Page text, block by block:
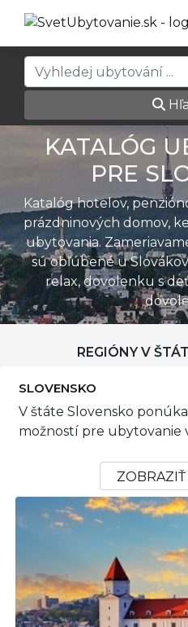
KATALÓG
PRE
Katalóg hotelov,
prázdninových domov,
ubytovania.
sú obľúbené u
relax, dovolenku s
REGIÓNY V
SLOVENSKO
V štáte Slovensko
možností pre ubytovanie